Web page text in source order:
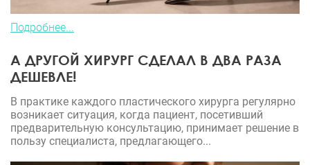
Подробнее...
А ДРУГОЙ ХИРУРГ СДЕЛАЛ В ДВА РАЗА
ДЕШЕВЛЕ!
В практике каждого пластического хирурга регулярно
возникает ситуация, когда пациент, посетивший
предварительную консультацию, принимает решение в
пользу специалиста, предлагающего...